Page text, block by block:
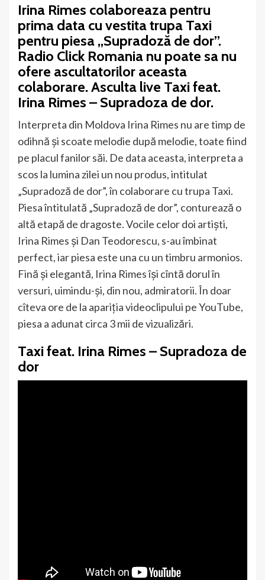
Irina Rimes colaboreaza pentru
prima data cu vestita trupa Taxi
pentru piesa „Supradoză de dor”.
Radio Click Romania nu poate sa nu
ofere ascultatorilor aceasta
colaborare. Asculta live Taxi feat.
Irina Rimes – Supradoza de dor.
Interpreta din Moldova Irina Rimes nu are timp de
odihnă şi scoate melodie după melodie, toate fiind
pe placul fanilor săi. De data aceasta, interpreta a
scos la lumina zilei un nou produs, intitulat
„Supradoză de dor”, în colaborare cu trupa Taxi.
Piesa întitulată „Supradoză de dor”, conturează o
altă etapă de dragoste. Vocile celor doi artiști,
Irina Rimes și Dan Teodorescu, s-au îmbinat
perfect, iar piesa este una cu un timbru armonios.
Fină şi elegantă, Irina Rimes îşi cîntă dorul în
versuri, uimindu-şi, din nou, admiratorii. În doar
cîteva ore de la apariţia videoclipului pe YouTube,
piesa a adunat circa 3 mii de vizualizări.
Taxi feat. Irina Rimes – Supradoza de
dor